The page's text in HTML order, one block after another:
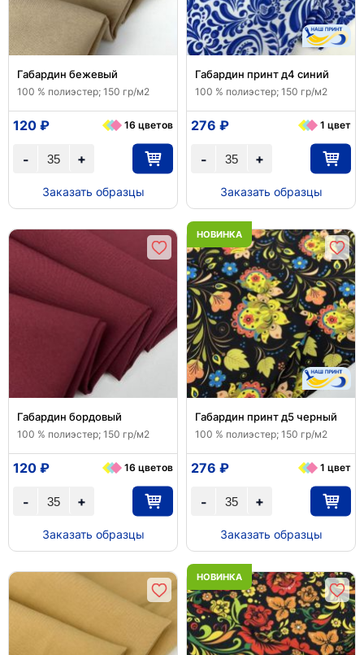
Габардин бежевый
100 % полиэстер; 150 гр/м2
+
-
120 ₽ 16 цветов
Заказать образцы
Габардин принт д4 синий
100 % полиэстер; 150 гр/м2
+
-
276 ₽ 1 цвет
Заказать образцы
Габардин бордовый
100 % полиэстер; 150 гр/м2
+
-
120 ₽ 16 цветов
Заказать образцы
НОВИНКА
Габардин принт д5 черный
100 % полиэстер; 150 гр/м2
+
-
276 ₽ 1 цвет
Заказать образцы
НОВИНКА